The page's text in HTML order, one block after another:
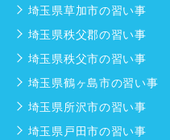
埼玉県草加市の習い事
埼玉県秩父郡の習い事
埼玉県秩父市の習い事
埼玉県鶴ヶ島市の習い事
埼玉県所沢市の習い事
埼玉県戸田市の習い事